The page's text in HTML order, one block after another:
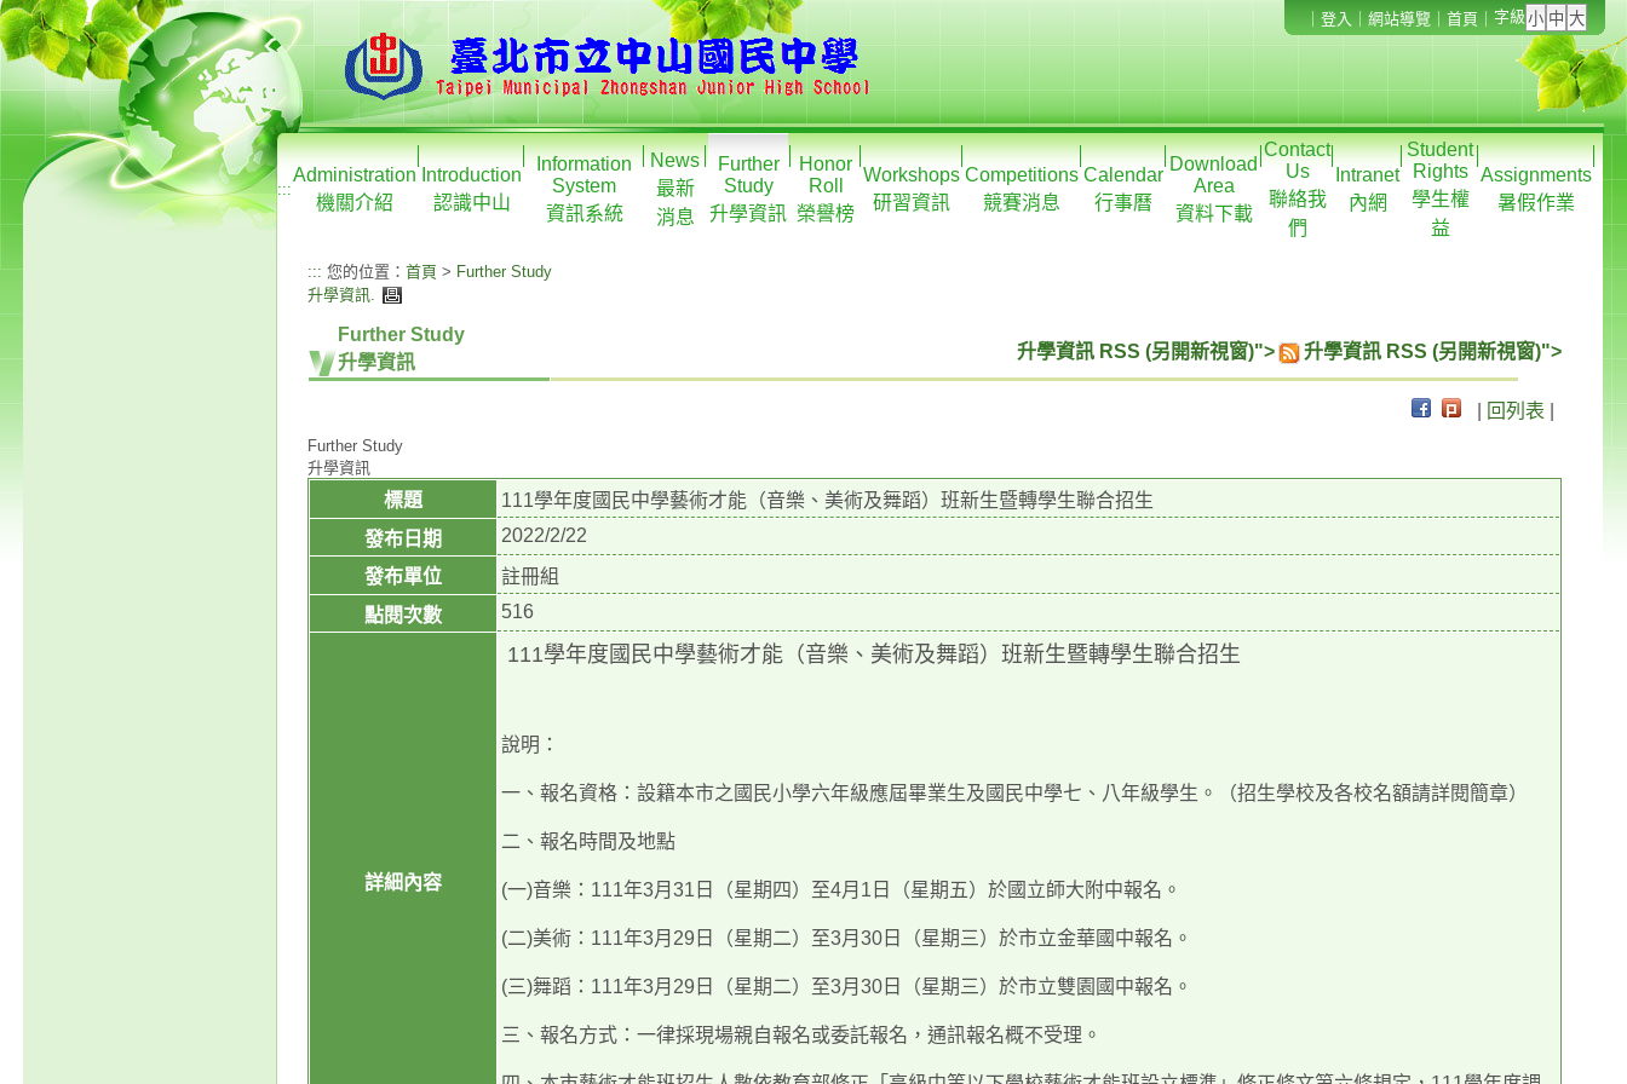
登入 網站導覽 首頁 字級
:::
Administration
機關介紹
Introduction
認識中山
Information
System
資訊系統
News
最新
消息
Further
Study
升學資訊
Honor
Roll
榮譽榜
Workshops
研習資訊
Competitions
競賽消息
Calendar
行事曆
Download
Area
資料下載
Contact
Us
聯絡我
們
Intranet
內網
Student
Rights
學生權
益
Assignments
暑假作業
::: 您的位置： 首頁 > Further Study
升學資訊.
Further Study
升學資訊
升學資訊 RSS (另開新視窗)"> 升學資訊 RSS (另開新視窗)">
回列表
Further Study
升學資訊
標題
111學年度國民中學藝術才能（音樂、美術及舞蹈）班新生暨轉學生聯合招生
發布日期
2022/2/22
發布單位
註冊組
點閱次數
516
詳細內容
111學年度國民中學藝術才能（音樂、美術及舞蹈）班新生暨轉學生聯合招生
說明：
一、報名資格：設籍本市之國民小學六年級應屆畢業生及國民中學七、八年級學生。（招生學校及各校名額請詳閱簡章）
二、報名時間及地點
(一)音樂：111年3月31日（星期四）至4月1日（星期五）於國立師大附中報名。
(二)美術：111年3月29日（星期二）至3月30日（星期三）於市立金華國中報名。
(三)舞蹈：111年3月29日（星期二）至3月30日（星期三）於市立雙園國中報名。
三、報名方式：一律採現場親自報名或委託報名，通訊報名概不受理。